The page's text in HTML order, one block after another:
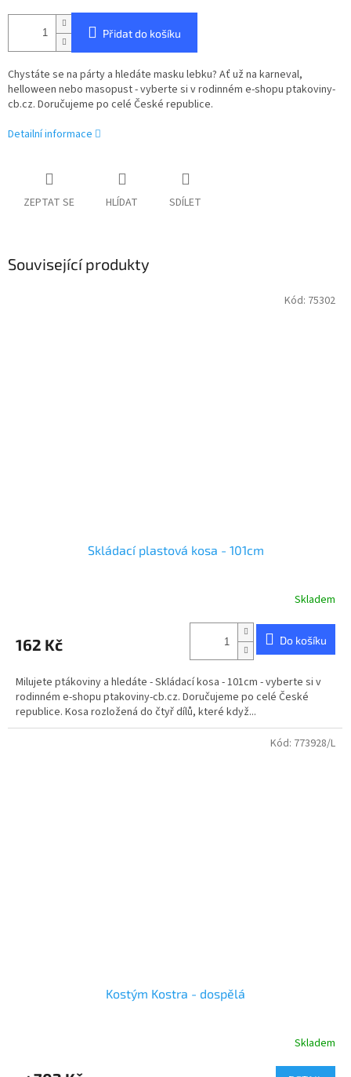
Přidat do košíku
Chystáte se na párty a hledáte masku lebku? Ať už na karneval,
helloween nebo masopust - vyberte si v rodinném e-shopu ptakoviny-
cb.cz. Doručujeme po celé České republice.
Detailní informace
ZEPTAT SE HLÍDAT SDÍLET
Související produkty
Skládací plastová kosa - 101cm
Skladem
162 Kč Do košíku
Milujete ptákoviny a hledáte - Skládací kosa - 101cm - vyberte si v
rodinném e-shopu ptakoviny-cb.cz. Doručujeme po celé České
republice. Kosa rozložená do čtyř dílů, které když...
Kód: 75302
Kostým Kostra - dospělá
Skladem
Kód: 773928/L